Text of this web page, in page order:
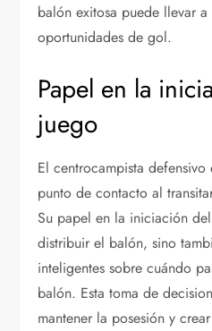
balón exitosa puede llevar
oportunidades de gol.
Papel en la
juego
El centrocampista
punto de contacto al
Su papel en la iniciación
distribuir el balón, sino
inteligentes sobre cuándo
balón. Esta toma de
mantener la posesión y